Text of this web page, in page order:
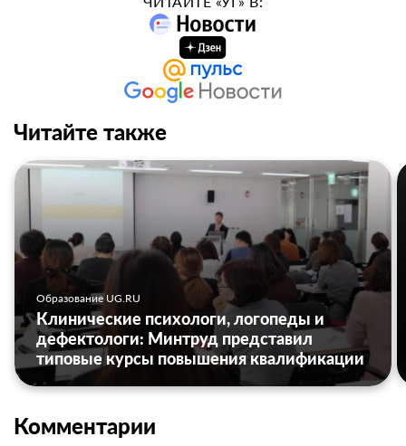
Читайте также
Образование UG.RU
Клинические психологи, логопеды и
дефектологи: Минтруд представил
типовые курсы повышения квалификации
Комментарии